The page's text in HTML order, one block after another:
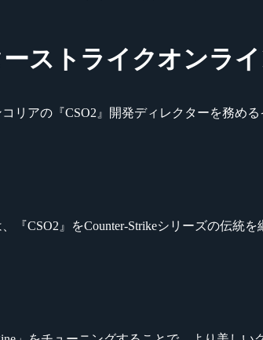
ーストライクオンラ
リアの『CSO2』開発ディレクターを務め
『CSO2』をCounter-Strikeシリーズの伝統